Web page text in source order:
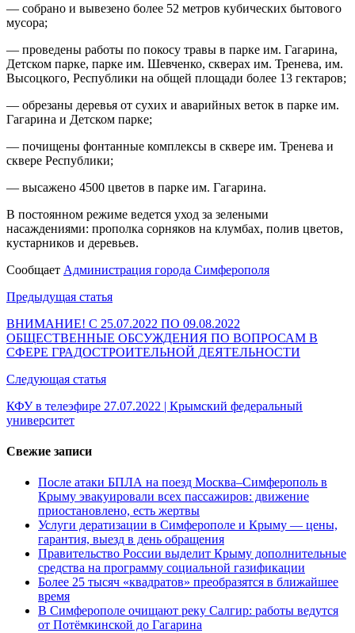
— собрано и вывезено более 52 метров кубических бытового
мусора;
— проведены работы по покосу травы в парке им. Гагарина,
Детском парке, парке им. Шевченко, скверах им. Тренева, им.
Высоцкого, Республики на общей площади более 13 гектаров;
— обрезаны деревья от сухих и аварийных веток в парке им.
Гагарина и Детском парке;
— почищены фонтанные комплексы в сквере им. Тренева и
сквере Республики;
— высажено 4500 цветов в парке им. Гагарина.
В постоянном режиме ведется уход за зелеными
насаждениями: прополка сорняков на клумбах, полив цветов,
кустарников и деревьев.
Сообщает Администрация города Симферополя
Навигация
по
записям
Предыдущая статья
ВНИМАНИЕ! С 25.07.2022 ПО 09.08.2022
ОБЩЕСТВЕННЫЕ ОБСУЖДЕНИЯ ПО ВОПРОСАМ В
СФЕРЕ ГРАДОСТРОИТЕЛЬНОЙ ДЕЯТЕЛЬНОСТИ
Следующая статья
КФУ в телеэфире 27.07.2022 | Крымский федеральный
университет
Свежие записи
После атаки БПЛА на поезд Москва–Симферополь в
Крыму эвакуировали всех пассажиров: движение
приостановлено, есть жертвы
Услуги дератизации в Симферополе и Крыму — цены,
гарантия, выезд в день обращения
Правительство России выделит Крыму дополнительные
средства на программу социальной газификации
Более 25 тысяч «квадратов» преобразятся в ближайшее
время
В Симферополе очищают реку Салгир: работы ведутся
от Потёмкинской до Гагарина